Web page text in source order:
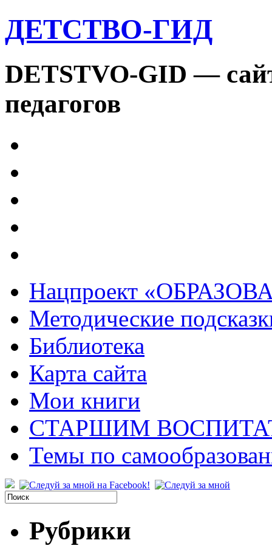
ДЕТСТВО-ГИД
DETSTVO-GID —
педагогов
Нацпроект
Методические
Библиотека
Карта сайта
Мои книги
СТАРШИМ
Темы по
Рубрики